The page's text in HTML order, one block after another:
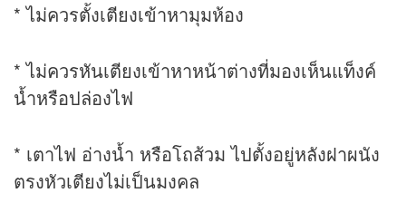
* ไม่ควรตั้งเตียงเข้าหามุมห้อง
* ไม่ควรหันเตียงเข้าหาหน้าต่างที่มองเห็นแท็งค์
น้ำหรือปล่องไฟ
* เตาไฟ อ่างน้ำ หรือโถส้วม ไปตั้งอยู่หลังฝาผนัง
ตรงหัวเตียงไม่เป็นมงคล